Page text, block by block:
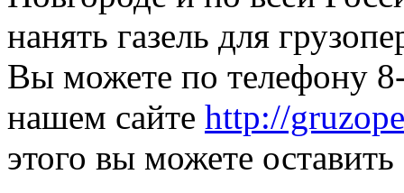
нанять газель для
Вы можете по телефону
нашем сайте http://
этого вы можете